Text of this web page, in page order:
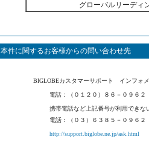
グローバルリーディ
本件に関するお客様からの問い合わせ先
BIGLOBEカスタマーサポート インフォ
電話：（０１２０）８６－０９６
携帯電話など上記番号が利用でき
電話：（０３）６３８５－０９６
http://support.biglobe.ne.jp/ask.html